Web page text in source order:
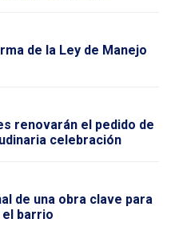
de la Ley de Manejo
renovarán el pedido de
celebración
de una obra clave para
el barrio